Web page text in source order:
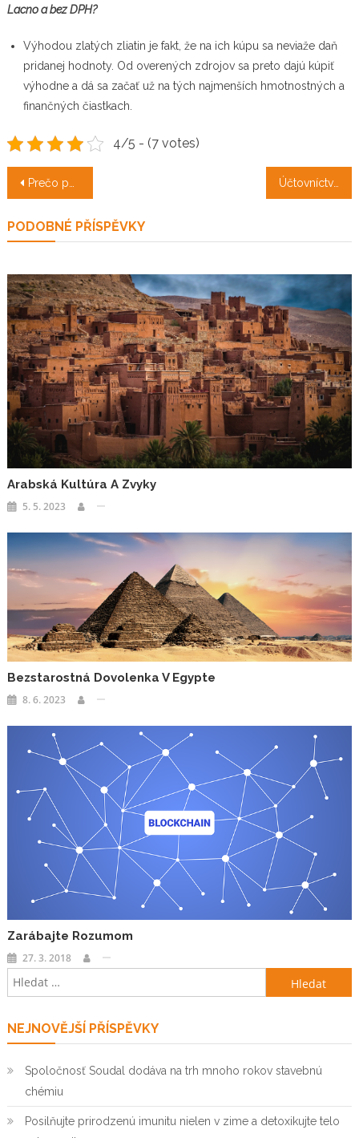
Lacno a bez DPH?
Výhodou zlatých zliatin je fakt, že na ich kúpu sa neviaže daň
pridanej hodnoty. Od overených zdrojov sa preto dajú kúpiť
výhodne a dá sa začať už na tých najmenších hmotnostných a
finančných čiastkach.
4/5 - (7 votes)
Navigace
příspěvek
Prečo peniaze investovať do niečoho cenného? Účtovníctvo Bratislava a jeho úlohy v podnikaní
PODOBNÉ PŘÍSPĚVKY
Arabská Kultúra A Zvyky
5. 5. 2023
Bezstarostná Dovolenka V Egypte
8. 6. 2023
Zarábajte Rozumom
27. 3. 2018
Vyhledávání
NEJNOVĚJŠÍ PŘÍSPĚVKY
Spoločnosť Soudal dodáva na trh mnoho rokov stavebnú
chémiu
Posilňujte prirodzenú imunitu nielen v zime a detoxikujte telo